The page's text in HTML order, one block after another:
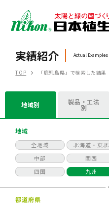
実績紹介 Actual Examples
TOP 「鹿児島県」で検索した結果
地域別 製品・工法
別
地域
全地域 北海道・東北
中部
関西
四国
九州
都道府県